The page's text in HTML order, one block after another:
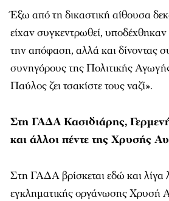
Έξω από τη δικαστική αίθουσα
είχαν συγκεντρωθεί,
την απόφαση, αλλά και δίνοντας
συνηγόρους της Πολιτικής
Παύλος ζει τσακίστε τους ναζί».
Στη ΓΑΔΑ Κασιδιάρης,
και άλλοι πέντε της Χρυσής
Στη ΓΑΔΑ βρίσκεται εδώ και λίγα
εγκληματικής οργάνωσης Χρυσή